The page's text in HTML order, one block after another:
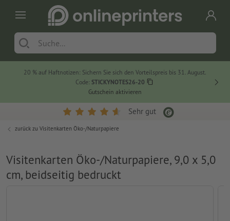
20 % auf Haftnotizen: Sichern Sie sich den Vorteilspreis bis 31. August.
Code: STICKYNOTES26-20
Gutschein aktivieren
Sehr gut
zurück zu Visitenkarten Öko-/Naturpapiere
Visitenkarten Öko-/Naturpapiere, 9,0 x 5,0
cm, beidseitig bedruckt